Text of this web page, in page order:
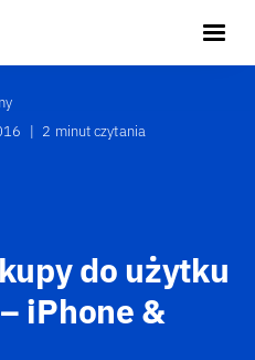
| 2 minut czytania
do użytku
iPhone &